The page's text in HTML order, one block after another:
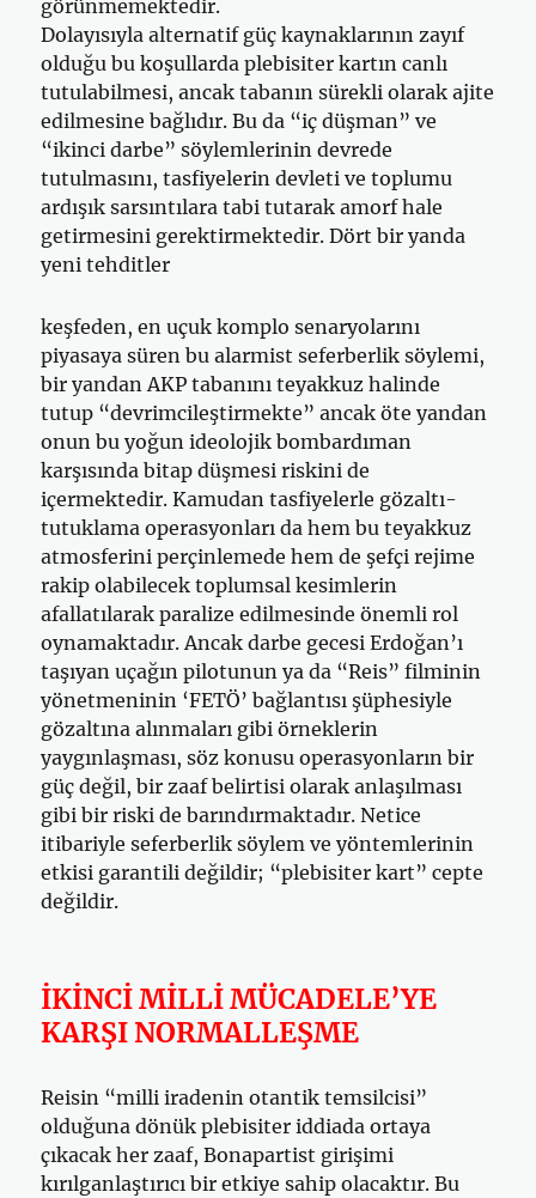
görünmemektedir.
Dolayısıyla alternatif güç kaynaklarının zayıf
olduğu bu koşullarda plebisiter kartın canlı
tutulabilmesi, ancak tabanın sürekli olarak ajite
edilmesine bağlıdır. Bu da “iç düşman” ve
“ikinci darbe” söylemlerinin devrede
tutulmasını, tasfiyelerin devleti ve toplumu
ardışık sarsıntılara tabi tutarak amorf hale
getirmesini gerektirmektedir. Dört bir yanda
yeni tehditler
keşfeden, en uçuk komplo senaryolarını
piyasaya süren bu alarmist seferberlik söylemi,
bir yandan AKP tabanını teyakkuz halinde
tutup “devrimcileştirmekte” ancak öte yandan
onun bu yoğun ideolojik bombardıman
karşısında bitap düşmesi riskini de
içermektedir. Kamudan tasfiyelerle gözaltı-
tutuklama operasyonları da hem bu teyakkuz
atmosferini perçinlemede hem de şefçi rejime
rakip olabilecek toplumsal kesimlerin
afallatılarak paralize edilmesinde önemli rol
oynamaktadır. Ancak darbe gecesi Erdoğan’ı
taşıyan uçağın pilotunun ya da “Reis” filminin
yönetmeninin ‘FETÖ’ bağlantısı şüphesiyle
gözaltına alınmaları gibi örneklerin
yaygınlaşması, söz konusu operasyonların bir
güç değil, bir zaaf belirtisi olarak anlaşılması
gibi bir riski de barındırmaktadır. Netice
itibariyle seferberlik söylem ve yöntemlerinin
etkisi garantili değildir; “plebisiter kart” cepte
değildir.
İKİNCİ MİLLİ MÜCADELE’YE
KARŞI NORMALLEŞME
Reisin “milli iradenin otantik temsilcisi”
olduğuna dönük plebisiter iddiada ortaya
çıkacak her zaaf, Bonapartist girişimi
kırılganlaştırıcı bir etkiye sahip olacaktır. Bu